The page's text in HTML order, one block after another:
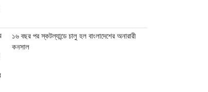
১৬ বছর পর স্কটল্যান্ডে চালু হল বাংলাদেশের অনারারী
কনসাল